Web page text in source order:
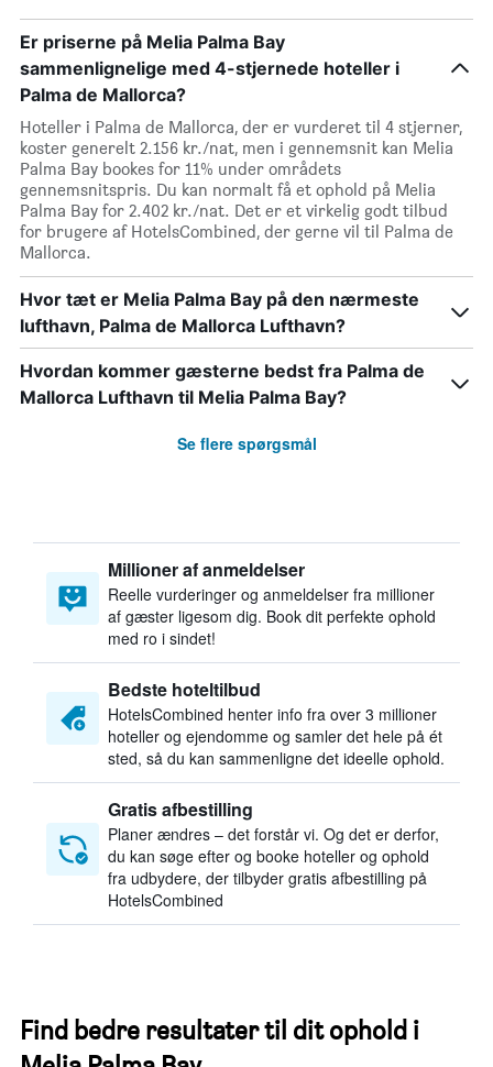
Er priserne på Melia Palma Bay
sammenlignelige med 4-stjernede hoteller i
Palma de Mallorca?
Hoteller i Palma de Mallorca, der er vurderet til 4 stjerner,
koster generelt 2.156 kr./nat, men i gennemsnit kan Melia
Palma Bay bookes for 11% under områdets
gennemsnitspris. Du kan normalt få et ophold på Melia
Palma Bay for 2.402 kr./nat. Det er et virkelig godt tilbud
for brugere af HotelsCombined, der gerne vil til Palma de
Mallorca.
Hvor tæt er Melia Palma Bay på den nærmeste
lufthavn, Palma de Mallorca Lufthavn?
Hvordan kommer gæsterne bedst fra Palma de
Mallorca Lufthavn til Melia Palma Bay?
Se flere spørgsmål
Millioner af anmeldelser
Reelle vurderinger og anmeldelser fra millioner
af gæster ligesom dig. Book dit perfekte ophold
med ro i sindet!
Bedste hoteltilbud
HotelsCombined henter info fra over 3 millioner
hoteller og ejendomme og samler det hele på ét
sted, så du kan sammenligne det ideelle ophold.
Gratis afbestilling
Planer ændres – det forstår vi. Og det er derfor,
du kan søge efter og booke hoteller og ophold
fra udbydere, der tilbyder gratis afbestilling på
HotelsCombined
Find bedre resultater til dit ophold i